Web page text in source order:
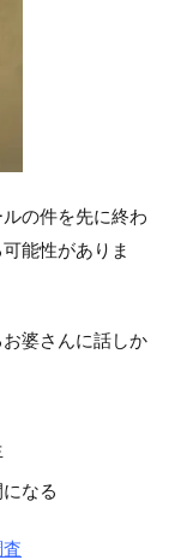
の件を先に終わ
能性がありま
婆さんに話しか
なる